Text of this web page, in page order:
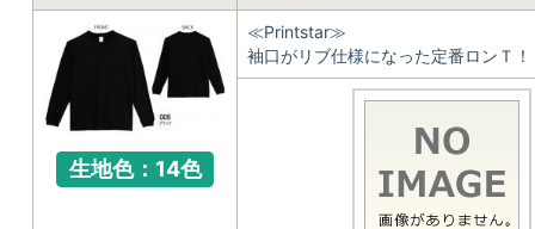
生地色：14色
≪Printstar≫
袖口がリブ仕様になった定番ロンＴ！